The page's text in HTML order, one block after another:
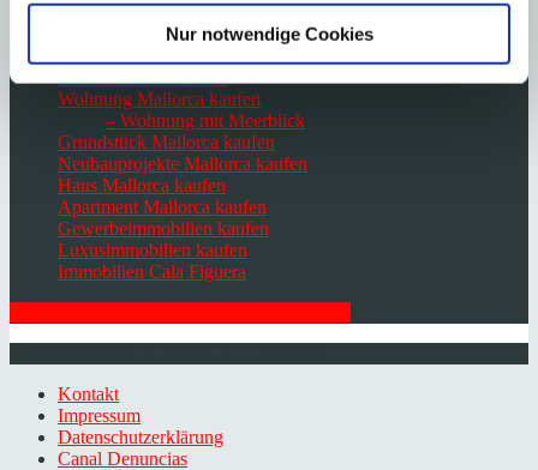
Nur notwendige Cookies
Villa Mallorca kaufen
– Villa in 1. Meereslinie
Wohnung Mallorca kaufen
– Wohnung mit Meerblick
Grundstück Mallorca kaufen
Neubauprojekte Mallorca kaufen
Haus Mallorca kaufen
Apartment Mallorca kaufen
Gewerbeimmobilien kaufen
Luxusimmobilien kaufen
Immobilien Cala Figuera
Kontakt
Impressum
Datenschutzerklärung
Canal Denuncias